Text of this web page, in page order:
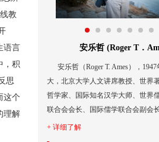
教
语言
，积
思
这个
理解
安乐哲 (Roger T．
安乐哲（Roger T. Ames），
大， 北京大学人文讲席教授、世界
哲学家、国际知名汉学大师、世界
联合会会长、国际儒学联合会副会
聘“儒学大家”、博古睿研究院中国
+ 详细了解